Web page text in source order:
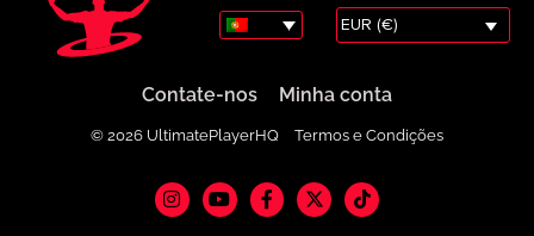
EUR (€)
Contate-nos Minha conta
© 2026 UltimatePlayerHQ Termos e Condições